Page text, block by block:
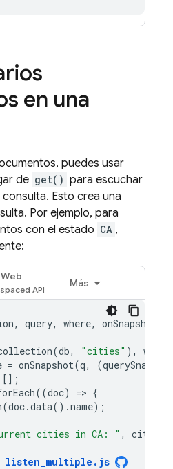
en una
puedes usar
de get() para escuchar
Esto crea una
Por ejemplo, para
con el estado CA ,
Web
Más
, query, where, onSnapshot
(db, "cities" ), where
= onSnapshot(q, (
[];
((doc) => {
(doc.data().name);
cities in CA: " , cities
listen_multiple . js